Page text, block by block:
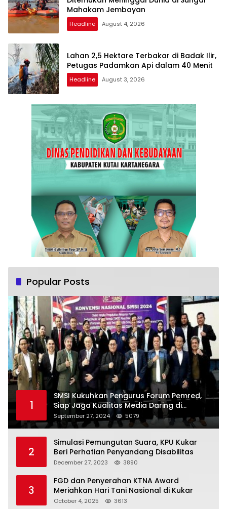
Mahakam Jembayan
Headline August 4, 2026
Lahan 2,5 Hektare Terbakar di Badak Ilir,
Petugas Padamkan Api dalam 40 Menit
Headline August 3, 2026
Popular Posts
1
SMSI Kukuhkan Pengurus Forum Pemred,
Siap Jaga Kualitas Media Daring di
Indonesia
September 27, 2024 5079
2
Simulasi Pemungutan Suara, KPU Kukar
Beri Perhatian Penyandang Disabilitas
December 27, 2023 3890
3
FGD dan Penyerahan KTNA Award
Meriahkan Hari Tani Nasional di Kukar
October 4, 2025 3613